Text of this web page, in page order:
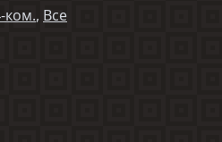
ком., Все